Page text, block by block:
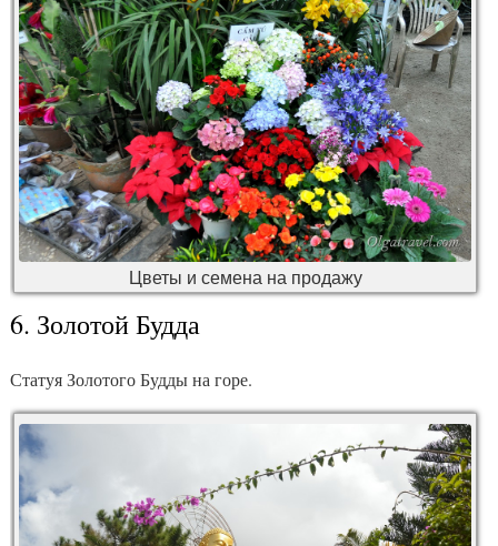
Цветы и семена на продажу
6. Золотой Будда
Статуя Золотого Будды на горе.